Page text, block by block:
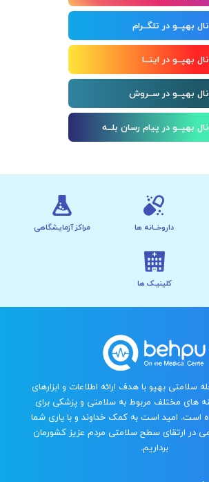
بهپــو در تلگــرام
بهپــو در ایتــا
بهپــو در ســروش
بهپــو در پیام رسان بلــه
داروخــانه ها مراکز آزمایشگاهی
کلینیـک ها
بهپو با هدف ارائه اطلاعات و ابزارهای
های مختلف مربوط به سلامتی و پزشکی برای
است. امید است به کمک خداوند و با یاری شما
در ارتقای سطح سلامتی مردم عزیز کشورمان
برداریم.